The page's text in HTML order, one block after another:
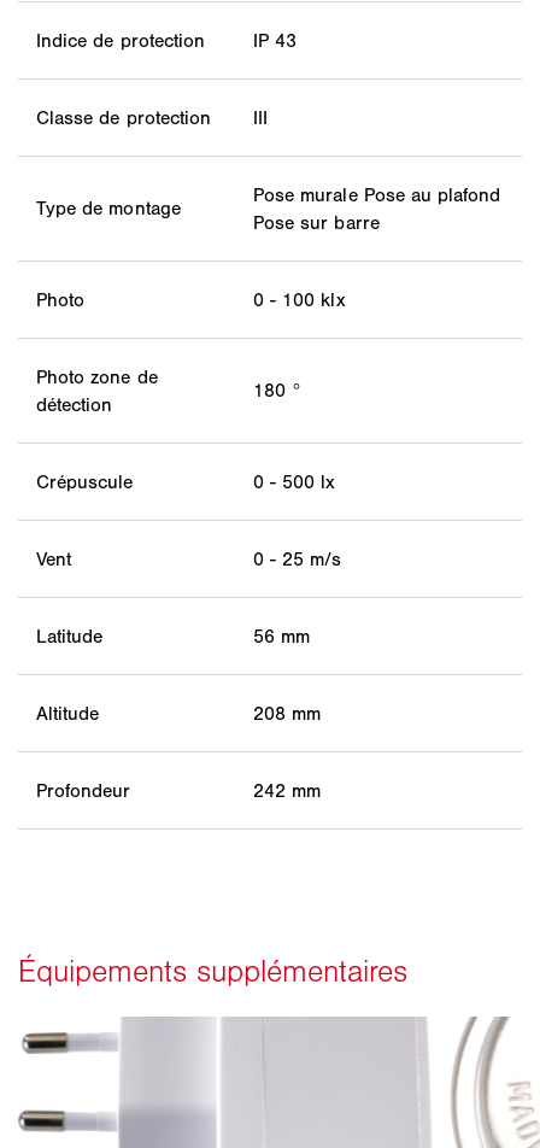
Indice de protection IP 43
Classe de protection III
Type de montage
Pose murale Pose au plafond
Pose sur barre
Photo 0 - 100 klx
Photo zone de
détection
180 °
Crépuscule 0 - 500 lx
Vent 0 - 25 m/s
Latitude 56 mm
Altitude 208 mm
Profondeur 242 mm